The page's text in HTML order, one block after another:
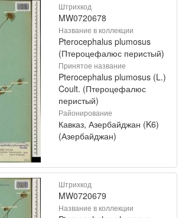
Штрихкод
MW0720678
Название в коллекции
Pterocephalus plumosus
(Птероцефалюс перистый)
Принятое название
Pterocephalus plumosus (L.)
Coult. (Птероцефалюс
перистый)
Районирование
Кавказ, Азербайджан (K6)
(Азербайджан)
Штрихкод
MW0720679
Название в коллекции